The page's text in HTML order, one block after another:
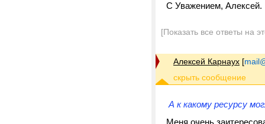
С Уважением, Алексей.
[Показать все ответы на
Алексей Карнаух [
А к какому ресурсу
Меня очень